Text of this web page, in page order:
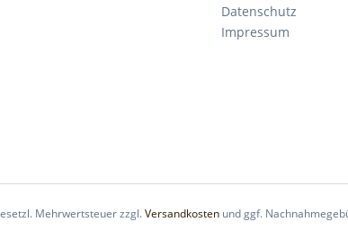
Datenschutz
Impressum
Mehrwertsteuer zzgl.Versandkostenund ggf.